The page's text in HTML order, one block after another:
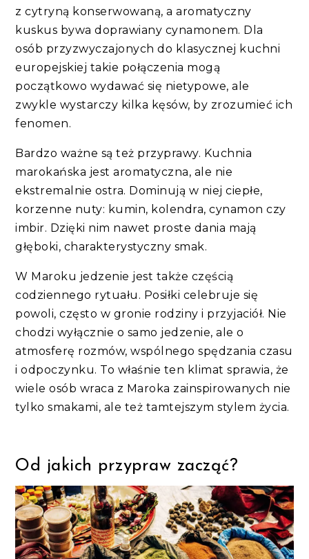
z cytryną konserwowaną, a aromatyczny
kuskus bywa doprawiany cynamonem. Dla
osób przyzwyczajonych do klasycznej kuchni
europejskiej takie połączenia mogą
początkowo wydawać się nietypowe, ale
zwykle wystarczy kilka kęsów, by zrozumieć ich
fenomen.
Bardzo ważne są też przyprawy. Kuchnia
marokańska jest aromatyczna, ale nie
ekstremalnie ostra. Dominują w niej ciepłe,
korzenne nuty: kumin, kolendra, cynamon czy
imbir. Dzięki nim nawet proste dania mają
głęboki, charakterystyczny smak.
W Maroku jedzenie jest także częścią
codziennego rytuału. Posiłki celebruje się
powoli, często w gronie rodziny i przyjaciół. Nie
chodzi wyłącznie o samo jedzenie, ale o
atmosferę rozmów, wspólnego spędzania czasu
i odpoczynku. To właśnie ten klimat sprawia, że
wiele osób wraca z Maroka zainspirowanych nie
tylko smakami, ale też tamtejszym stylem życia.
Od jakich przypraw zacząć?